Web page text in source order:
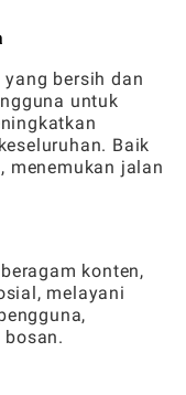
bersih dan
untuk
Baik
menemukan jalan
konten,
melayani